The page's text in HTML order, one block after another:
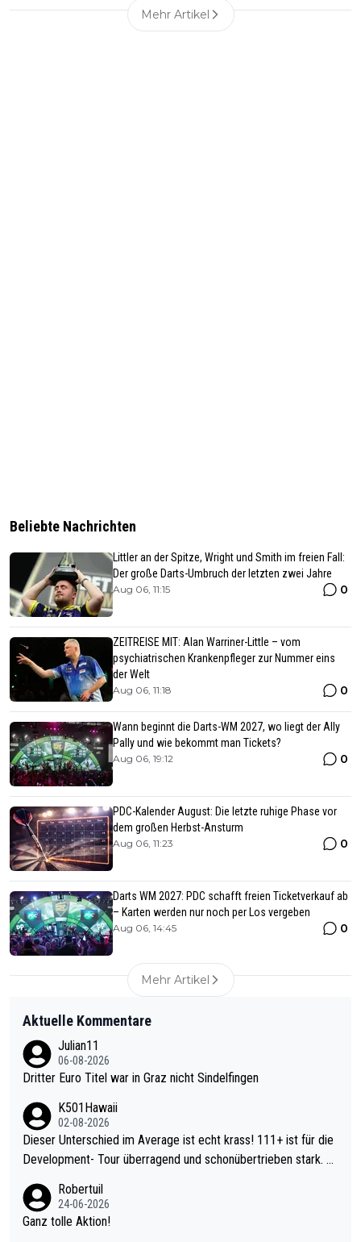
Mehr Artikel
Beliebte Nachrichten
Littler an der Spitze, Wright und Smith im freien Fall:
Der große Darts-Umbruch der letzten zwei Jahre
Aug 06, 11:15 0
ZEITREISE MIT: Alan Warriner-Little – vom
psychiatrischen Krankenpfleger zur Nummer eins
der Welt
Aug 06, 11:18 0
Wann beginnt die Darts-WM 2027, wo liegt der Ally
Pally und wie bekommt man Tickets?
Aug 06, 19:12 0
PDC-Kalender August: Die letzte ruhige Phase vor
dem großen Herbst-Ansturm
Aug 06, 11:23 0
Darts WM 2027: PDC schafft freien Ticketverkauf ab
– Karten werden nur noch per Los vergeben
Aug 06, 14:45 0
Mehr Artikel
Aktuelle Kommentare
Julian11
06-08-2026
Dritter Euro Titel war in Graz nicht Sindelfingen
K501Hawaii
02-08-2026
Dieser Unterschied im Average ist echt krass! 111+ ist für die
Development- Tour überragend und schonübertrieben stark. U
mal 40+ erst recht. Da gewinnst keinen Blumentopf - ist ja noc
h krasser wie ein Pokalspiel eines Kreisligisten vs einem Bund
Robertuil
24-06-2026
Ganz tolle Aktion!